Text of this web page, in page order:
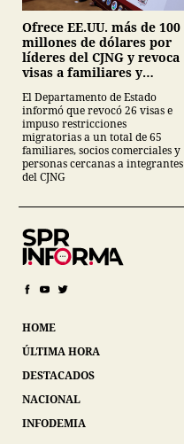
Ofrece EE.UU. más de 100
millones de dólares por
líderes del CJNG y revoca
visas a familiares y
El Departamento de Estado
informó que revocó 26 visas e
impuso restricciones
migratorias a un total de 65
familiares, socios comerciales y
personas cercanas a integrantes
del CJNG
HOME
ÚLTIMA HORA
DESTACADOS
NACIONAL
INFODEMIA